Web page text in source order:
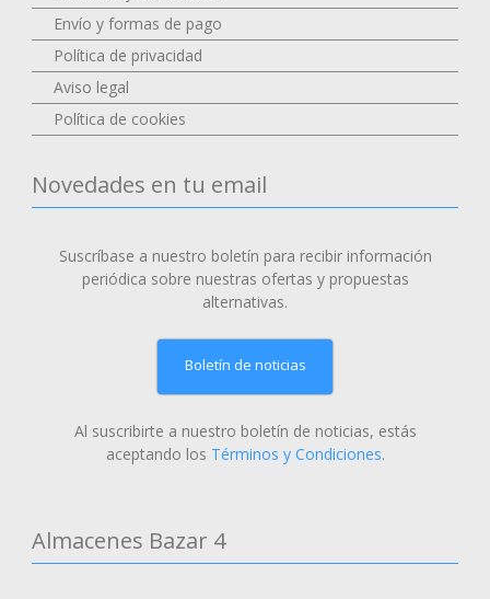
Envío y formas de pago
Política de privacidad
Aviso legal
Política de cookies
Novedades en tu email
Suscríbase a nuestro boletín para recibir información
periódica sobre nuestras ofertas y propuestas
alternativas.
Boletín de noticias
Al suscribirte a nuestro boletín de noticias, estás
aceptando los Términos y Condiciones.
Almacenes Bazar 4